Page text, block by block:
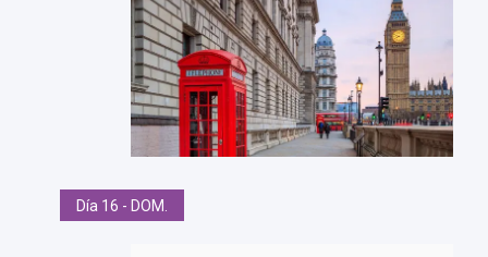
Día 16 - DOM.